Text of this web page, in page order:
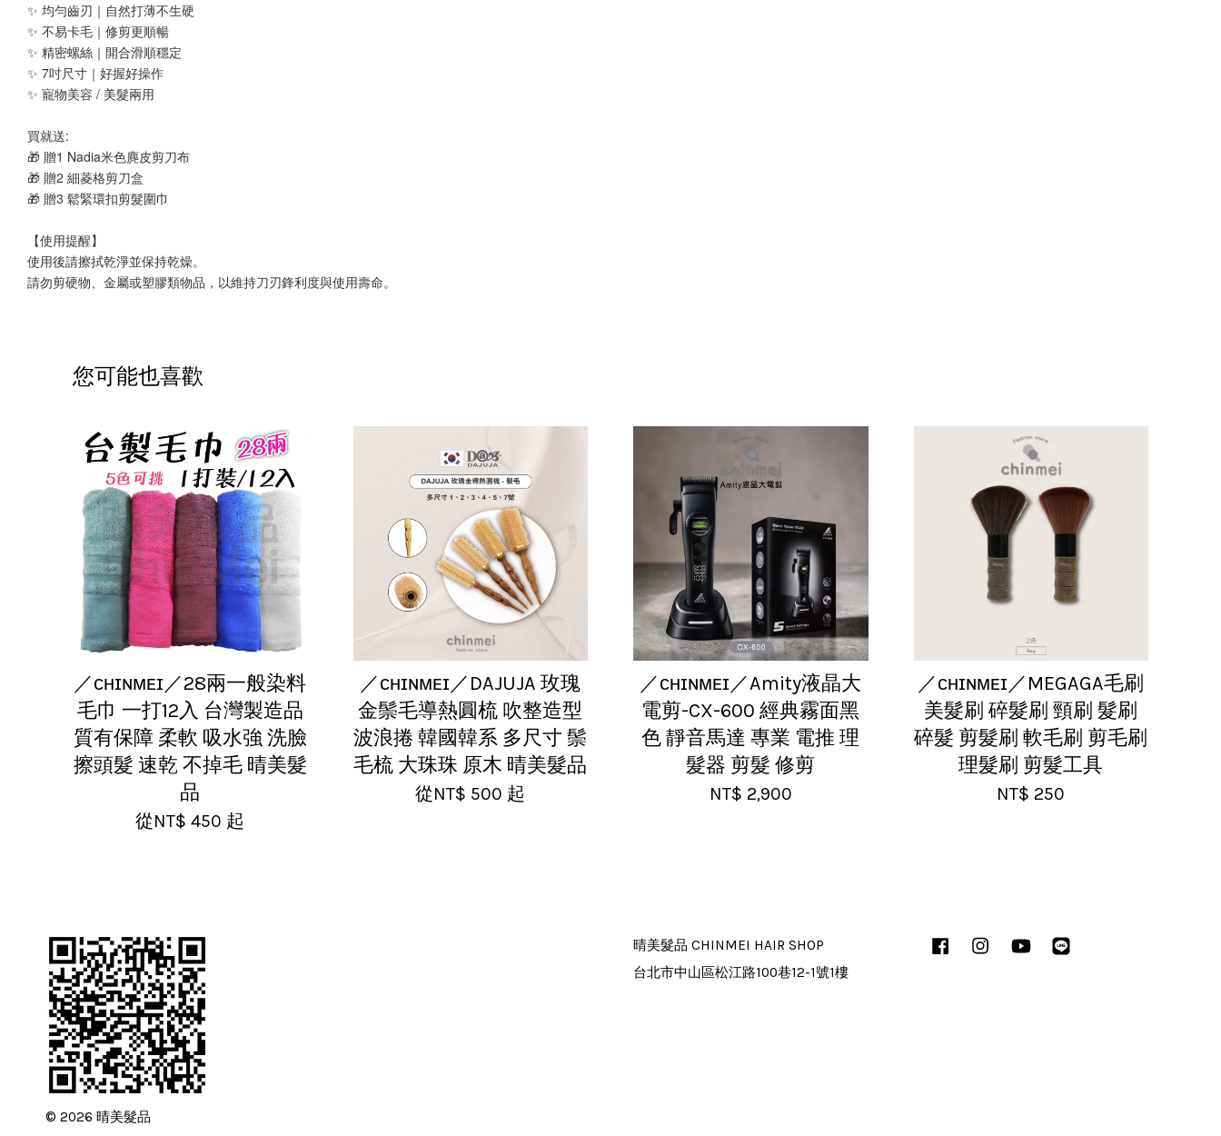
✨ 均勻齒刃｜自然打薄不生硬
✨ 不易卡毛｜修剪更順暢
✨ 精密螺絲｜開合滑順穩定
✨ 7吋尺寸｜好握好操作
✨ 寵物美容 / 美髮兩用
買就送:
🎁 贈1 Nadia米色麂皮剪刀布
🎁 贈2 細菱格剪刀盒
🎁 贈3 鬆緊環扣剪髮圍巾
【使用提醒】
使用後請擦拭乾淨並保持乾燥。
請勿剪硬物、金屬或塑膠類物品，以維持刀刃鋒利度與使用壽命。
您可能也喜歡
／ᴄʜɪɴᴍᴇɪ／28兩一般染料
毛巾 一打12入 台灣製造品
質有保障 柔軟 吸水強 洗臉
擦頭髮 速乾 不掉毛 晴美髮
品
從NT$ 450 起
／ᴄʜɪɴᴍᴇɪ／DAJUJA 玫瑰
金鬃毛導熱圓梳 吹整造型
波浪捲 韓國韓系 多尺寸 鬃
毛梳 大珠珠 原木 晴美髮品
從NT$ 500 起
／ᴄʜɪɴᴍᴇɪ／Amity液晶大
電剪-CX-600 經典霧面黑
色 靜音馬達 專業 電推 理
髮器 剪髮 修剪
NT$ 2,900
／ᴄʜɪɴᴍᴇɪ／MEGAGA毛刷
美髮刷 碎髮刷 頸刷 髮刷
碎髮 剪髮刷 軟毛刷 剪毛刷
理髮刷 剪髮工具
NT$ 250
© 2026 晴美髮品
晴美髮品 CHINMEI HAIR SHOP
台北市中山區松江路100巷12-1號1樓
FacebookInstagramYouTube